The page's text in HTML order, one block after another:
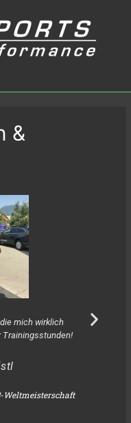
&
mich wirklich
Trainingsstunden!